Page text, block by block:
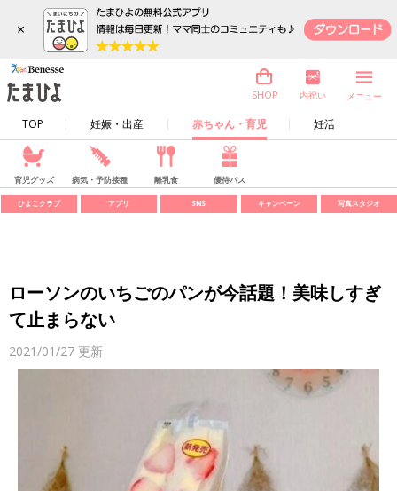
×
TOP 妊娠・出産 赤ちゃん・育児 妊活
SHOP 内祝い メニュー
育児グッズ 病気・予防接種 離乳食 優待パス
ひよこクラブ アプリ SNS キャンペーン 写真スタジオ
ローソンのいちごのパンが今話題！美味しすぎ
て止まらない
2021/01/27 更新